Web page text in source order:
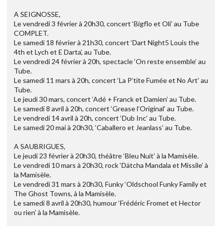
A SEIGNOSSE,
Le vendredi 3 février à 20h30, concert ‘Bigflo et Oli’ au Tube
COMPLET.
Le samedi 18 février à 21h30, concert ‘Dart Night5 Louis the
4th et Lych et E Darta’, au Tube.
Le vendredi 24 février à 20h, spectacle ‘On reste ensemble’ au
Tube.
Le samedi 11 mars à 20h, concert ‘La P’tite Fumée et No Art’ au
Tube.
Le jeudi 30 mars, concert ‘Adé + Franck et Damien’ au Tube.
Le samedi 8 avril à 20h, concert ‘Grease l’Original’ au Tube.
Le vendredi 14 avril à 20h, concert ‘Dub Inc’ au Tube.
Le samedi 20 mai à 20h30, ‘Caballero et Jeanlass’ au Tube.
A SAUBRIGUES,
Le jeudi 23 février à 20h30, théâtre ‘Bleu Nuit’ à la Mamisèle.
Le vendredi 10 mars à 20h30, rock ‘Dätcha Mandala et Missile’ à
la Mamisèle.
Le vendredi 31 mars à 20h30, Funky ‘Oldschool Funky Family et
The Ghost Towns, à la Mamisèle.
Le samedi 8 avril à 20h30, humour ‘Frédéric Fromet et Hector
ou rien’ à la Mamisèle.